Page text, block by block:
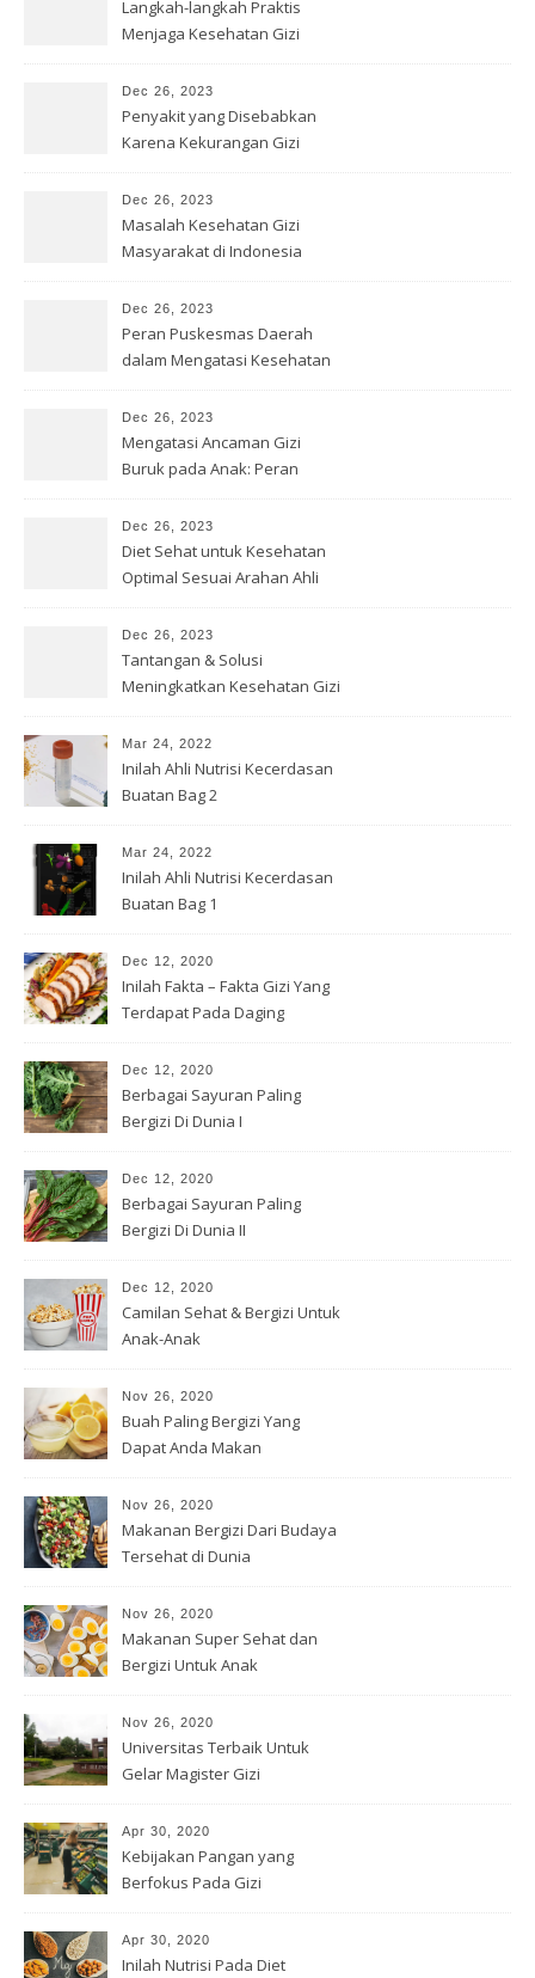
Langkah-langkah Praktis
Menjaga Kesehatan Gizi
Dec 26, 2023
Penyakit yang Disebabkan
Karena Kekurangan Gizi
Dec 26, 2023
Masalah Kesehatan Gizi
Masyarakat di Indonesia
Dec 26, 2023
Peran Puskesmas Daerah
dalam Mengatasi Kesehatan
Dec 26, 2023
Mengatasi Ancaman Gizi
Buruk pada Anak: Peran
Dec 26, 2023
Diet Sehat untuk Kesehatan
Optimal Sesuai Arahan Ahli
Dec 26, 2023
Tantangan & Solusi
Meningkatkan Kesehatan Gizi
Mar 24, 2022
Inilah Ahli Nutrisi Kecerdasan
Buatan Bag 2
Mar 24, 2022
Inilah Ahli Nutrisi Kecerdasan
Buatan Bag 1
Dec 12, 2020
Inilah Fakta – Fakta Gizi Yang
Terdapat Pada Daging
Dec 12, 2020
Berbagai Sayuran Paling
Bergizi Di Dunia I
Dec 12, 2020
Berbagai Sayuran Paling
Bergizi Di Dunia II
Dec 12, 2020
Camilan Sehat & Bergizi Untuk
Anak-Anak
Nov 26, 2020
Buah Paling Bergizi Yang
Dapat Anda Makan
Nov 26, 2020
Makanan Bergizi Dari Budaya
Tersehat di Dunia
Nov 26, 2020
Makanan Super Sehat dan
Bergizi Untuk Anak
Nov 26, 2020
Universitas Terbaik Untuk
Gelar Magister Gizi
Apr 30, 2020
Kebijakan Pangan yang
Berfokus Pada Gizi
Apr 30, 2020
Inilah Nutrisi Pada Diet